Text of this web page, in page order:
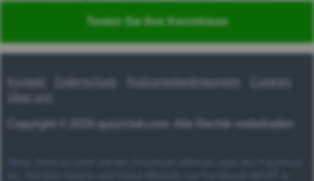
Testen Sie Ihre Kenntnisse
Українська हिन्दी 한국어 汉语
Kontakt Nutzungsbedingungen
Über uns
Copyright © 2026 quizzclub.com. Alle Rechte vorbehalten